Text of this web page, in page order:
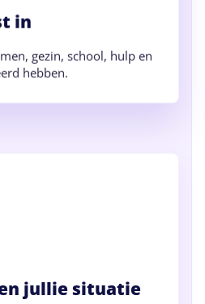
in
gezin, school, hulp en
jullie situatie